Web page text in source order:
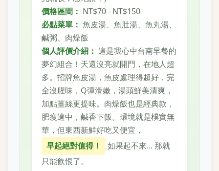
價格區間： NT$70 - NT$150
必點菜單： 魚皮湯、魚肚湯、魚丸湯、
鹹粥、肉燥飯
個人評價介紹： 這是我心中台南早餐的
夢幻組合！天還沒亮就開門，在地人超
多。招牌魚皮湯，魚皮處理得超好，完
全沒腥味，Q彈滑嫩，湯頭鮮美清爽，
加點薑絲更提味。肉燥飯也是經典款，
肥瘦適中，鹹香下飯。環境就是樸實無
華，但東西新鮮好吃又便宜，
早起絕對值得！
如果起不來... 那就
只能飲恨了。